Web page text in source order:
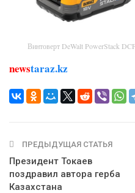
Винтоверт DeWalt PowerStack
newstaraz.kz
ПРЕДЫДУЩАЯ СТАТЬЯ
Президент Токаев
поздравил автора герба
Казахстана